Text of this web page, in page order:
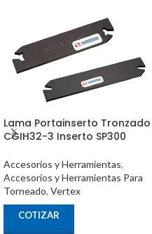
Lama Portainserto Tronzado
CGIH32-3 Inserto SP300
Accesorios y Herramientas,
Accesorios y Herramientas Para
Torneado, Vertex
COTIZAR